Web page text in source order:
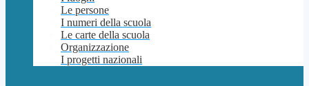
Le persone
I numeri della scuola
Le carte della scuola
Organizzazione
I progetti nazionali